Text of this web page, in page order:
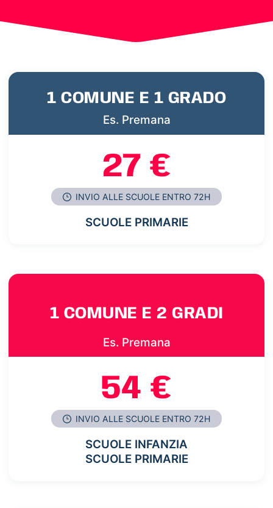
1 COMUNE E 1 GRADO
Es. Premana
27 €
INVIO ALLE SCUOLE ENTRO 72H
SCUOLE PRIMARIE
1 COMUNE E 2 GRADI
Es. Premana
54 €
INVIO ALLE SCUOLE ENTRO 72H
SCUOLE INFANZIA
SCUOLE PRIMARIE